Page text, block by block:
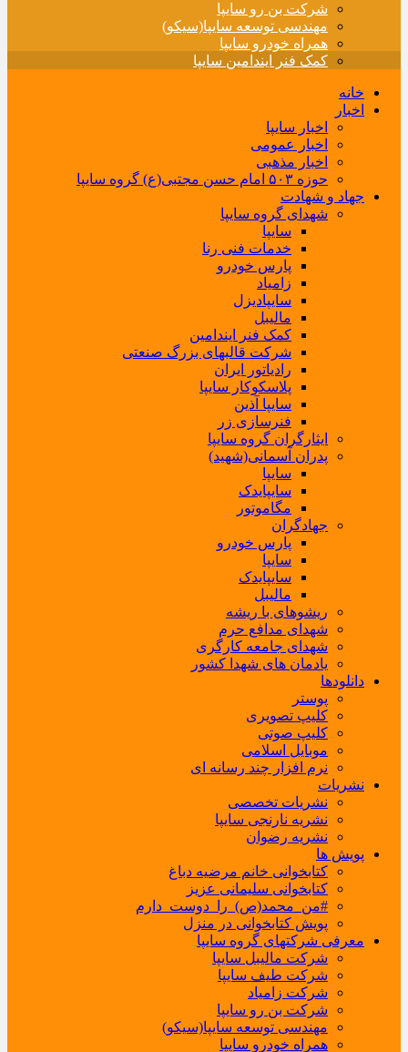
شرکت بن رو سایپا
مهندسی توسعه سایپا(سیکو)
همراه خودرو سایپا
کمک فنر ایندامین سایپا
خانه
اخبار
اخبار سایپا
اخبار عمومی
اخبار مذهبی
حوزه ۵۰۳ امام حسن مجتبی(ع) گروه سایپا
جهاد و شهادت
شهدای گروه سایپا
سایپا
خدمات فنی رنا
پارس خودرو
زامیاد
سایپادیزل
مالیبل
کمک فنر ایندامین
شرکت قالبهای بزرگ صنعتی
رادیاتور ایران
پلاسکوکار سایپا
سایپا آذین
فنرسازی زر
ایثارگران گروه سایپا
پدران آسمانی(شهید)
سایپا
سایپایدک
مگاموتور
جهادگران
پارس خودرو
سایپا
سایپایدک
مالیبل
ریشوهای با ریشه
شهدای مدافع حرم
شهدای جامعه کارگری
یادمان های شهدا کشور
دانلودها
پوستر
کلیپ تصویری
کلیپ صوتی
موبایل اسلامی
نرم افزار چند رسانه ای
نشریات
نشریات تخصصی
نشریه نارنجی سایپا
نشریه رضوان
پویش ها
کتابخوانی خانم مرضیه دباغ
کتابخوانی سلیمانی عزیز
#من_محمد(ص)_را_دوست_دارم
پویش کتابخوانی در منزل
معرفی شرکتهای گروه سایپا
شرکت مالیبل سایپا
شرکت طیف سایپا
شرکت زامیاد
شرکت بن رو سایپا
مهندسی توسعه سایپا(سیکو)
همراه خودرو سایپا